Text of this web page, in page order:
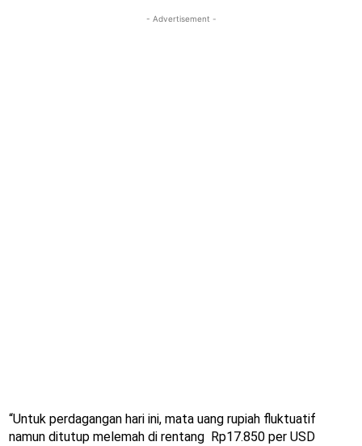
- Advertisement -
“Untuk perdagangan hari ini, mata uang rupiah fluktuatif
namun ditutup melemah di rentang Rp17.850 per USD